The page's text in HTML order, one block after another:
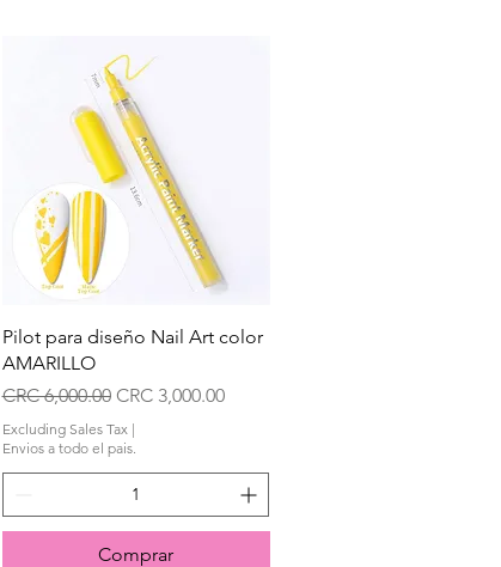
Quick View
Pilot para diseño Nail Art color
AMARILLO
Regular Price
CRC 6,000.00 Sale Price
CRC 3,000.00
Excluding Sales Tax |
Envios a todo el pais.
Comprar